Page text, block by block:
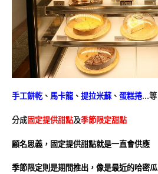
手工餅乾、 馬卡龍 、 提拉米蘇、 蛋糕捲…等
分成固定提供甜點及季節限定甜點
顧名思義，固定提供甜點就是一直會供應
季節限定則是期間推出，像是最近的哈密瓜